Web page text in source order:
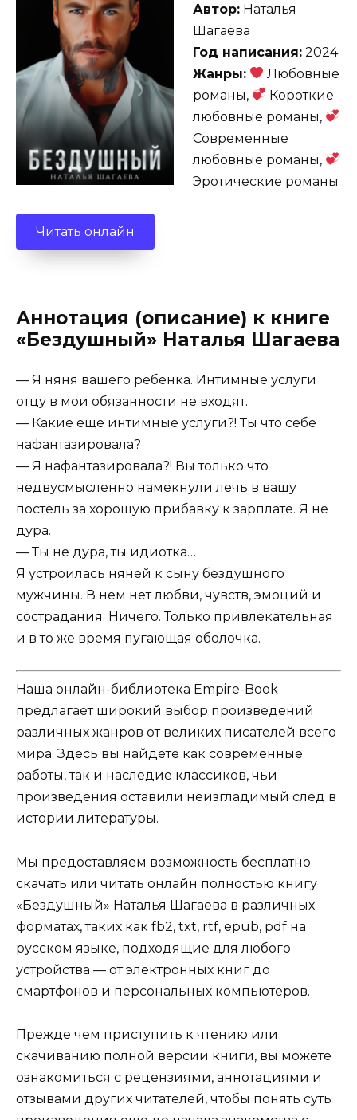
Автор: Наталья
Шагаева
Год написания: 2024
Жанры:
Любовные
романы,
Короткие
любовные романы,
Современные
любовные романы,
Эротические романы
Читать онлайн
Аннотация (описание) к книге
«Бездушный» Наталья Шагаева
— Я няня вашего ребёнка. Интимные услуги
отцу в мои обязанности не входят.
— Какие еще интимные услуги?! Ты что себе
нафантазировала?
— Я нафантазировала?! Вы только что
недвусмысленно намекнули лечь в вашу
постель за хорошую прибавку к зарплате. Я не
дура.
— Ты не дура, ты идиотка…
Я устроилась няней к сыну бездушного
мужчины. В нем нет любви, чувств, эмоций и
сострадания. Ничего. Только привлекательная
и в то же время пугающая оболочка.
Наша онлайн-библиотека Empire-Book
предлагает широкий выбор произведений
различных жанров от великих писателей всего
мира. Здесь вы найдете как современные
работы, так и наследие классиков, чьи
произведения оставили неизгладимый след в
истории литературы.
Мы предоставляем возможность бесплатно
скачать или читать онлайн полностью книгу
«Бездушный» Наталья Шагаева в различных
форматах, таких как fb2, txt, rtf, epub, pdf на
русском языке, подходящие для любого
устройства — от электронных книг до
смартфонов и персональных компьютеров.
Прежде чем приступить к чтению или
скачиванию полной версии книги, вы можете
ознакомиться с рецензиями, аннотациями и
отзывами других читателей, чтобы понять суть